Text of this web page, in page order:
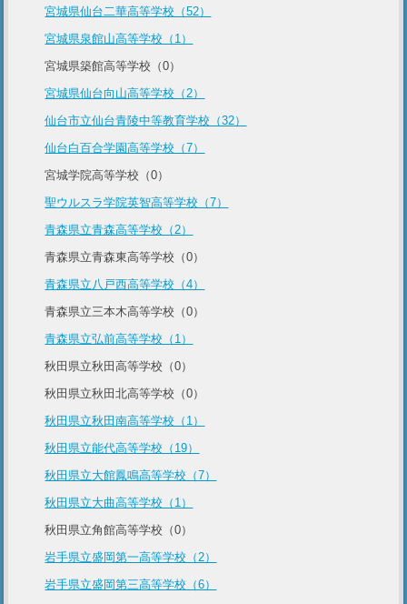
宮城県仙台二華高等学校（52）
宮城県泉館山高等学校（1）
宮城県築館高等学校（0）
宮城県仙台向山高等学校（2）
仙台市立仙台青陵中等教育学校（32）
仙台白百合学園高等学校（7）
宮城学院高等学校（0）
聖ウルスラ学院英智高等学校（7）
青森県立青森高等学校（2）
青森県立青森東高等学校（0）
青森県立八戸西高等学校（4）
青森県立三本木高等学校（0）
青森県立弘前高等学校（1）
秋田県立秋田高等学校（0）
秋田県立秋田北高等学校（0）
秋田県立秋田南高等学校（1）
秋田県立能代高等学校（19）
秋田県立大館鳳鳴高等学校（7）
秋田県立大曲高等学校（1）
秋田県立角館高等学校（0）
岩手県立盛岡第一高等学校（2）
岩手県立盛岡第三高等学校（6）